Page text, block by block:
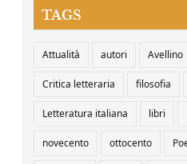
TAGS
Attualità autori Avellino
Critica letteraria filosofia
Letteratura italiana libri
novecento ottocento